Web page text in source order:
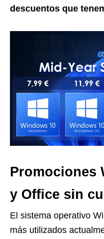
descuentos que
Promociones
y Office sin
El sistema operativo
más utilizados